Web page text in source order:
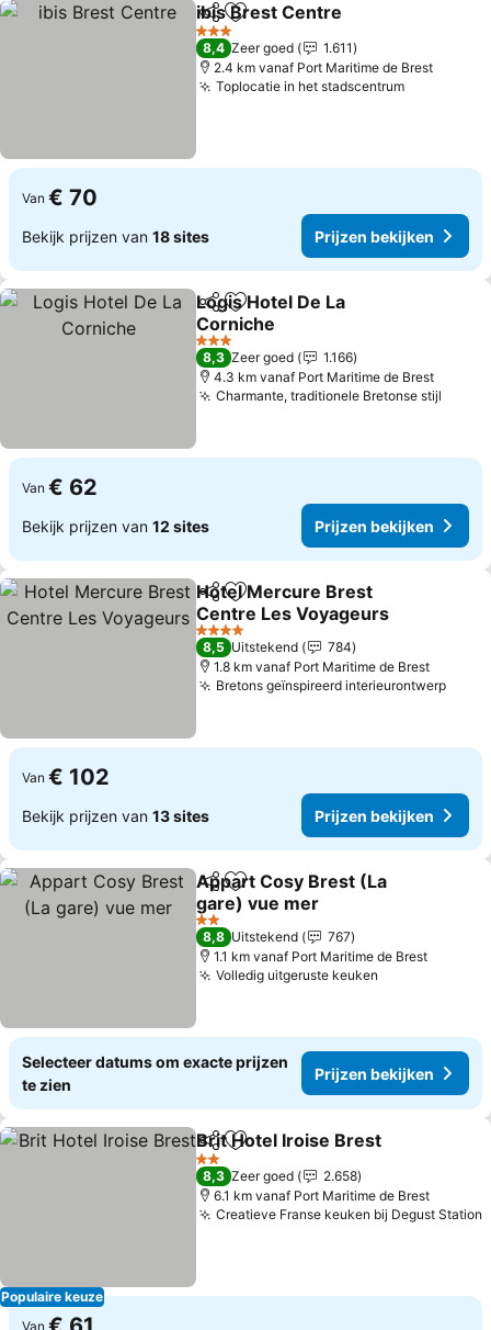
DelenToevoegen aan favorieten
ibis Brest Centre
3 Sterren
8,4 Zeer goed
1.611
2.4 km vanaf Port Maritime de Brest
Toplocatie in het stadscentrumPrijzen
Van € 70
Bekijk prijzen van 18 sites Prijzen bekijken
DelenToevoegen aan favorieten
Logis Hotel De La
Corniche
Prijzen bekijken
3 Sterren
8,3 Zeer goed
1.166
4.3 km vanaf Port Maritime de Brest
Charmante, traditionele Bretonse stijl
Van € 62
Bekijk prijzen van 12 sites Prijzen bekijken
DelenToevoegen aan favorieten
Hotel Mercure Brest
Centre Les Voyageurs
Prijzen bekijken
4 Sterren
8,5 Uitstekend
784
1.8 km vanaf Port Maritime de Brest
Bretons geïnspireerd interieurontwerp
Van € 102
Bekijk prijzen van 13 sites Prijzen bekijken
DelenToevoegen aan favorieten
Appart Cosy Brest (La
gare) vue mer
Prijzen bekijken
2 Sterren
8,8 Uitstekend
767
1.1 km vanaf Port Maritime de Brest
Volledig uitgeruste keuken
Selecteer datums om exacte prijzen
te zien
Prijzen bekijken
Populaire keuze
DelenToevoegen aan favorieten
Brit Hotel Iroise Brest
2 Sterren
8,3 Zeer goed
2.658
6.1 km vanaf Port Maritime de Brest
Creatieve Franse keuken bij Degust Station
Van